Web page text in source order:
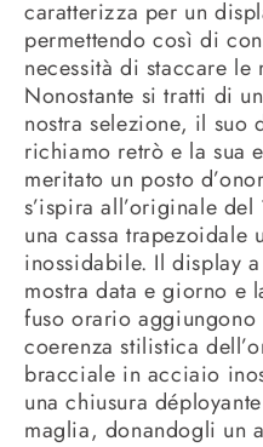
caratterizza per un
permettendo così di
necessità di staccare le
Nonostante si tratti di
nostra selezione, il suo
richiamo retrò e la sua
meritato un posto
s’ispira all’originale
una cassa
inossidabile. Il display
mostra data e giorno e
fuso orario aggiungono
coerenza stilistica
bracciale in acciaio
una chiusura
maglia, donandogli un